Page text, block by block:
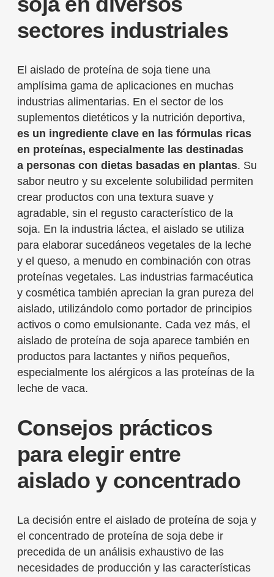
sectores industriales
El aislado de proteína de soja tiene una
amplísima gama de aplicaciones en muchas
industrias alimentarias. En el sector de los
suplementos dietéticos y la nutrición deportiva,
es un ingrediente clave en las fórmulas ricas
en proteínas, especialmente las destinadas
a personas con dietas basadas en plantas. Su
sabor neutro y su excelente solubilidad permiten
crear productos con una textura suave y
agradable, sin el regusto característico de la
soja. En la industria láctea, el aislado se utiliza
para elaborar sucedáneos vegetales de la leche
y el queso, a menudo en combinación con otras
proteínas vegetales. Las industrias farmacéutica
y cosmética también aprecian la gran pureza del
aislado, utilizándolo como portador de principios
activos o como emulsionante. Cada vez más, el
aislado de proteína de soja aparece también en
productos para lactantes y niños pequeños,
especialmente los alérgicos a las proteínas de la
leche de vaca.
Consejos prácticos
para elegir entre
aislado y concentrado
La decisión entre el aislado de proteína de soja y
el concentrado de proteína de soja debe ir
precedida de un análisis exhaustivo de las
necesidades de producción y las características